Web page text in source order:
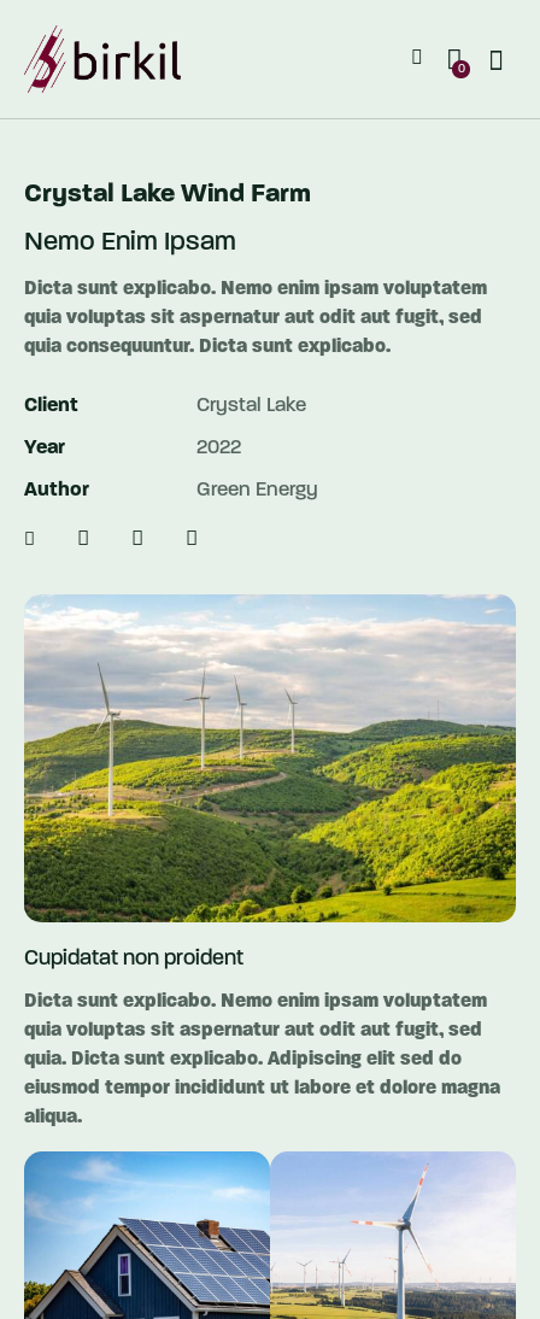
0
Crystal Lake Wind Farm
Nemo Enim Ipsam
Dicta sunt explicabo. Nemo enim ipsam voluptatem
quia voluptas sit aspernatur aut odit aut fugit, sed
quia consequuntur. Dicta sunt explicabo.
Client Crystal Lake
Year 2022
Author Green Energy
Cupidatat non proident
Dicta sunt explicabo. Nemo enim ipsam voluptatem
quia voluptas sit aspernatur aut odit aut fugit, sed
quia. Dicta sunt explicabo. Adipiscing elit sed do
eiusmod tempor incididunt ut labore et dolore magna
aliqua.